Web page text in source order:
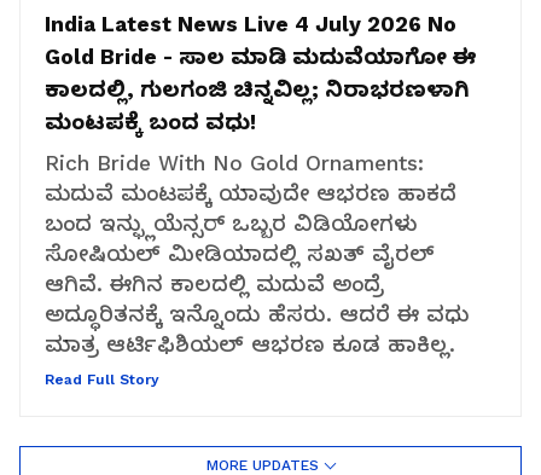
India Latest News Live 4 July 2026 No
Gold Bride - ಸಾಲ ಮಾಡಿ ಮದುವೆಯಾಗೋ ಈ
ಕಾಲದಲ್ಲಿ, ಗುಲಗಂಜಿ ಚಿನ್ನವಿಲ್ಲ; ನಿರಾಭರಣಳಾಗಿ
ಮಂಟಪಕ್ಕೆ ಬಂದ ವಧು!
Rich Bride With No Gold Ornaments:
ಮದುವೆ ಮಂಟಪಕ್ಕೆ ಯಾವುದೇ ಆಭರಣ ಹಾಕದೆ
ಬಂದ ಇನ್ಫ್ಲುಯೆನ್ಸರ್ ಒಬ್ಬರ ವಿಡಿಯೋಗಳು
ಸೋಷಿಯಲ್ ಮೀಡಿಯಾದಲ್ಲಿ ಸಖತ್ ವೈರಲ್
ಆಗಿವೆ. ಈಗಿನ ಕಾಲದಲ್ಲಿ ಮದುವೆ ಅಂದ್ರೆ
ಅದ್ಧೂರಿತನಕ್ಕೆ ಇನ್ನೊಂದು ಹೆಸರು. ಆದರೆ ಈ ವಧು
ಮಾತ್ರ ಆರ್ಟಿಫಿಶಿಯಲ್‌ ಆಭರಣ ಕೂಡ ಹಾಕಿಲ್ಲ.
Read Full Story
MORE UPDATES